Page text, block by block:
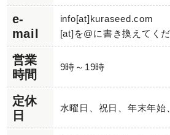
e-
mail
info[at]kuraseed.com
[at]を@に書き換えてくだ
営業
時間
9時～19時
定休
日
水曜日、祝日、年末年始